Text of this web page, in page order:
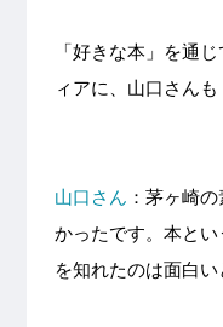
「好きな本」を通
ィアに、山口さんも
山口さん ：茅ヶ崎
かったです。本と
を知れたのは面白い